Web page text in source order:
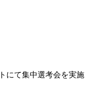
にて集中選考会を実施